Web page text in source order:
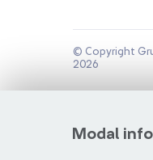
Modal
© Copyright
2026